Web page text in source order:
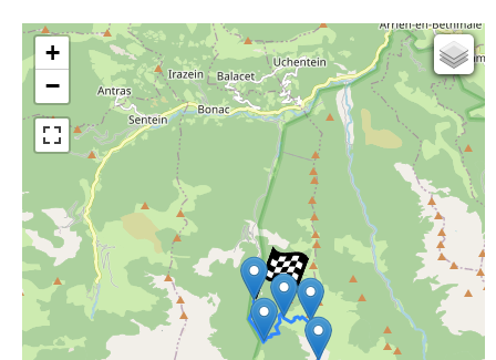
+
−
Cartes IGN
Open Topo Map
Open Street Map
ESRI Word Imagery
Photographies aériennes